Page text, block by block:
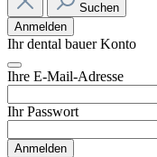
Suchen
Anmelden
Ihr dental bauer Konto
Ihre E-Mail-Adresse
Ihr Passwort
Anmelden